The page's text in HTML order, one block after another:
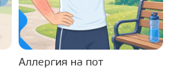
Аллергия на пот